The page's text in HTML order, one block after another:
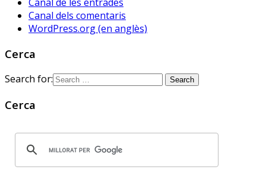
#HistòriesEscola3Cat
@socmestre.bsky.social⋅2y
Aquí ja hem fet les proves. A
no protegirem les dades dels
www.deia.eus/actualidad/s...
Canal dels comentaris
WordPress.org (en anglès)
Cerca
Search for:
Cerca